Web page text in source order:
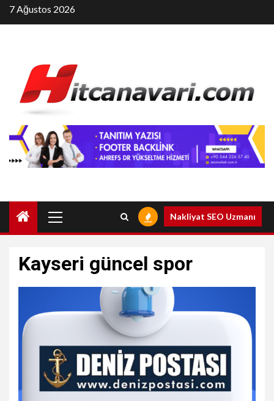
Skip
to
7 Ağustos 2026
Menu
Nakliyat SEO Uzmanı
Kayseri güncel spor